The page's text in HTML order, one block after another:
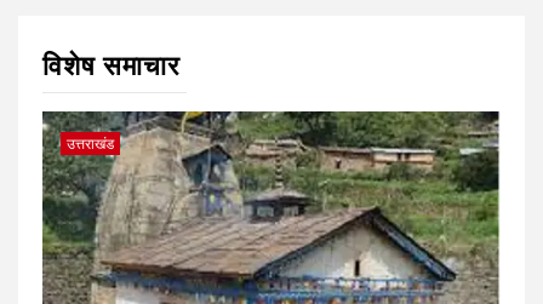
विशेष समाचार
उत्तराखंड